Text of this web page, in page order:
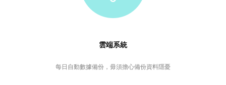
雲端系統
每日自動數據備份，毋須擔心備份資料隱憂